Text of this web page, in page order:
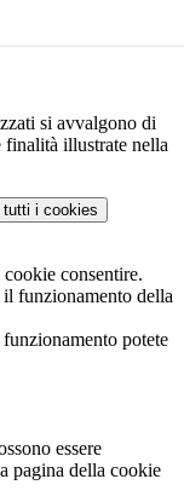
si avvalgono di
finalità illustrate nella
i cookies
consentire.
funzionamento della
potete
essere
pagina della cookie